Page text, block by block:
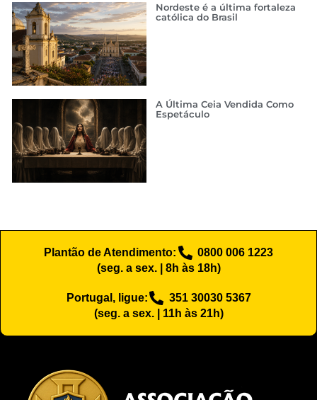
Nordeste é a última fortaleza
católica do Brasil
A Última Ceia Vendida Como
Espetáculo
Plantão de Atendimento:
0800 006 1223
(seg. a sex. | 8h às 18h)
Portugal, ligue:
351 30030 5367
(seg. a sex. | 11h às 21h)